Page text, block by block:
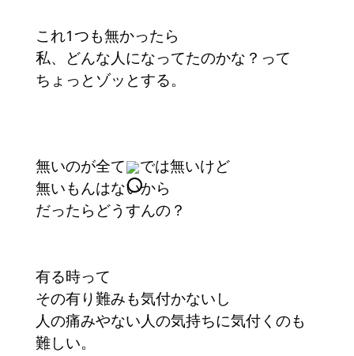
これ1つも無かったら
私、どんな人になってたのかな？って
ちょっとゾッとする。
無いのが全て
では無いけど
無いもんはないから
だったらどうすんの？
有る時って
その有り難みも気付かないし
人の痛みやない人の気持ちに気付くのも
難しい。